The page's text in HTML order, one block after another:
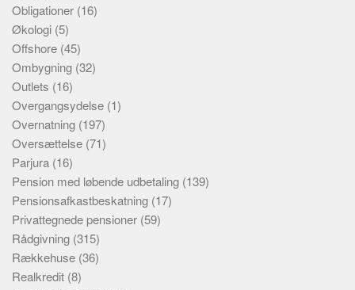
Obligationer (16)
Økologi (5)
Offshore (45)
Ombygning (32)
Outlets (16)
Overgangsydelse (1)
Overnatning (197)
Oversættelse (71)
Parjura (16)
Pension med løbende udbetaling (139)
Pensionsafkastbeskatning (17)
Privattegnede pensioner (59)
Rådgivning (315)
Rækkehuse (36)
Realkredit (8)